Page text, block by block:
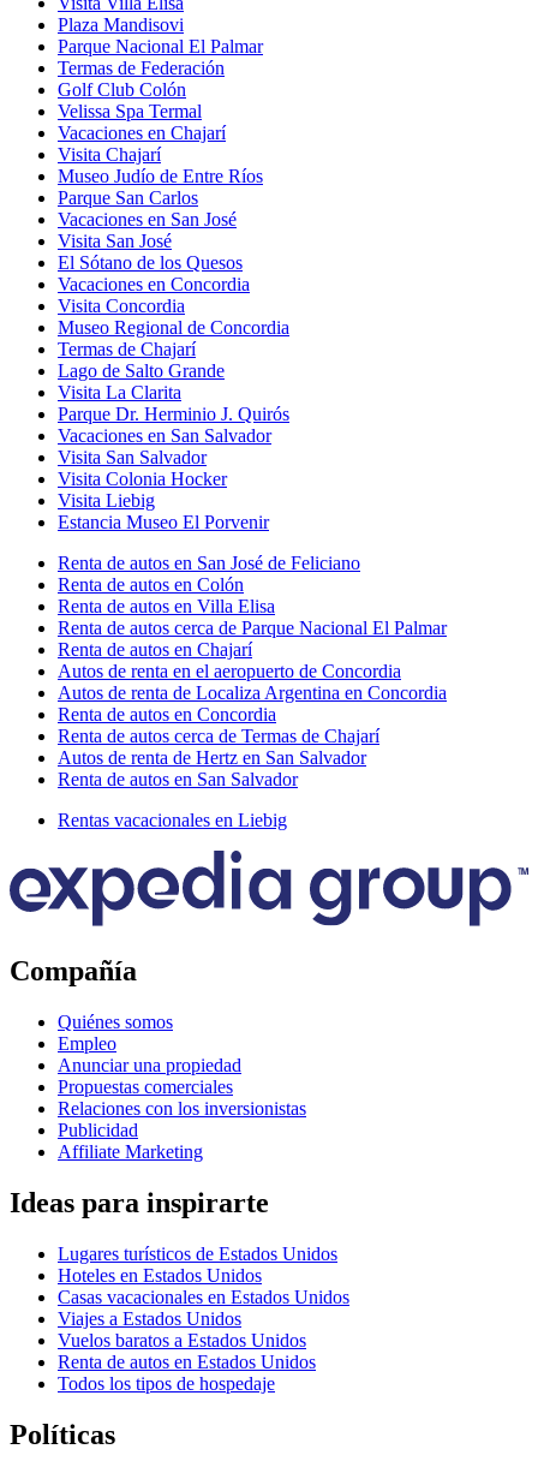
Plaza Mandisovi
Parque Nacional El Palmar
Termas de Federación
Golf Club Colón
Velissa Spa Termal
Vacaciones en Chajarí
Visita Chajarí
Museo Judío de Entre Ríos
Parque San Carlos
Vacaciones en San José
Visita San José
El Sótano de los Quesos
Vacaciones en Concordia
Visita Concordia
Museo Regional de Concordia
Termas de Chajarí
Lago de Salto Grande
Visita La Clarita
Parque Dr. Herminio J. Quirós
Vacaciones en San Salvador
Visita San Salvador
Visita Colonia Hocker
Visita Liebig
Estancia Museo El Porvenir
Renta de autos en San José de Feliciano
Renta de autos en Colón
Renta de autos en Villa Elisa
Renta de autos cerca de Parque Nacional El Palmar
Renta de autos en Chajarí
Autos de renta en el aeropuerto de Concordia
Autos de renta de Localiza Argentina en Concordia
Renta de autos en Concordia
Renta de autos cerca de Termas de Chajarí
Autos de renta de Hertz en San Salvador
Renta de autos en San Salvador
Rentas vacacionales en Liebig
Compañía
Quiénes somos
Empleo
Anunciar una propiedad
Propuestas comerciales
Relaciones con los inversionistas
Publicidad
Affiliate Marketing
Ideas para inspirarte
Lugares turísticos de Estados Unidos
Hoteles en Estados Unidos
Casas vacacionales en Estados Unidos
Viajes a Estados Unidos
Vuelos baratos a Estados Unidos
Renta de autos en Estados Unidos
Todos los tipos de hospedaje
Políticas